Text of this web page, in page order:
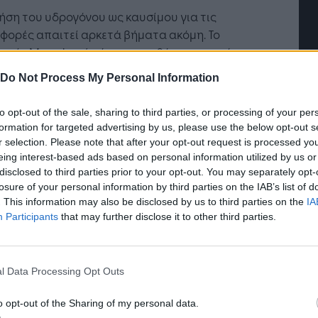
Do Not Process My Personal Information
opt-out of the sale, sharing to third parties, or processing of your
for targeted advertising by us, please use the below opt-out
selection. Please note that after your opt-out request is processed
interest-based ads based on personal information utilized by us
to third parties prior to your opt-out. You may separately
of your personal information by third parties on the IAB’s list of
This information may also be disclosed by us to third parties on the
Participants that may further disclose it to other third parties.
Data Processing Opt Outs
opt-out of the Sharing of my personal data.
του υδρογόνου ως καυσίμου για τις
απαιτεί αρκετά βήματα ακόμη. Το
Μεταφορών έχει την ευθύνη ορισμού των
προδιαγραφών που απαιτούνται για την
και λειτουργία των πρατηρίων
των καυσίμων και σε αυτό το πλαίσιο,
τη δυνατότητα συνεργασίας με τον
ο οποίος έχει την τεχνογνωσία και την
να συμβάλλει στην προετοιμασία αυτού του
του ΙΠΡΕΤΕΑ ΕΚΕΦΕ «Δημόκριτος» κ.
Στούμπος, δήλωσε:
ανεφοδιασμού μικρών οχημάτων με
μέρος. Είναι καθετοποιημένο, ξεκινάει